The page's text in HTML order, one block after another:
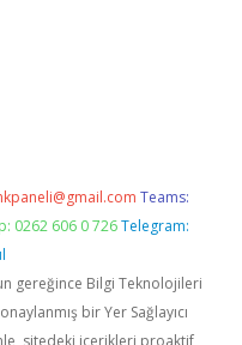
Teams:
0262 606 0 726 Telegram:
gereğince Bilgi Teknolojileri
bir Yer Sağlayıcı
sitedeki içerikleri proaktif